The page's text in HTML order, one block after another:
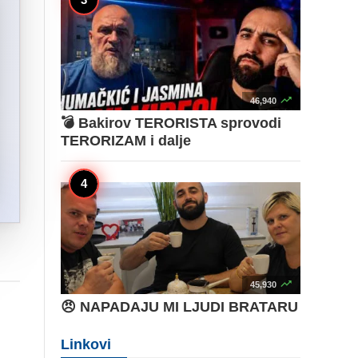
46,940 
💣 Bakirov TERORISTA sprovodi
TERORIZAM i dalje
45,930 
😠 NAPADAJU MI LJUDI BRATARU
Linkovi